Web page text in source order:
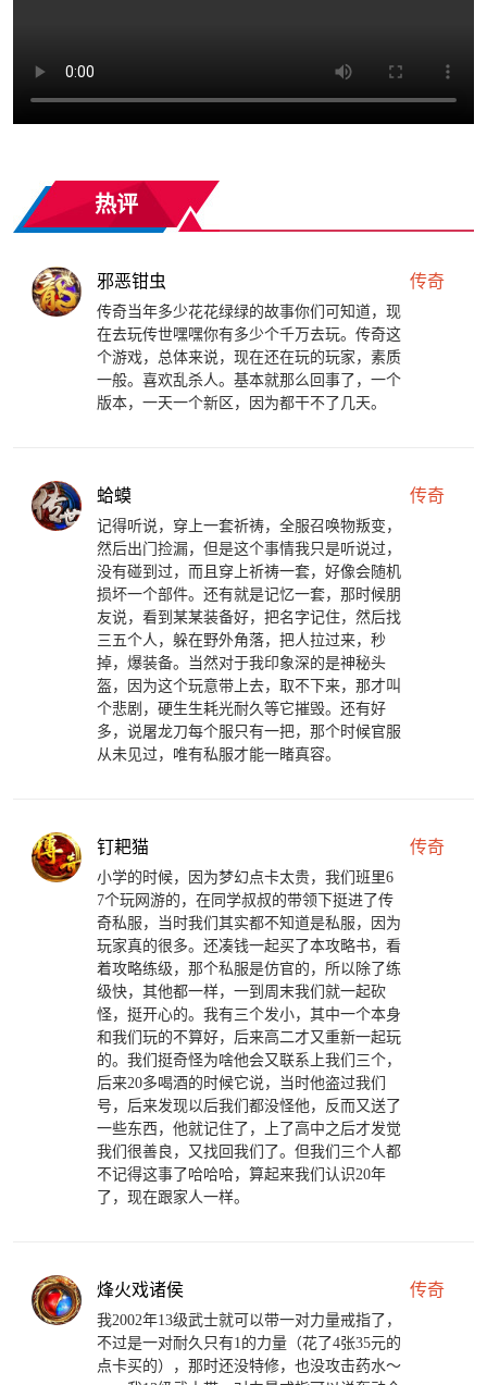
热评
邪恶钳虫 传奇
传奇当年多少花花绿绿的故事你们可知道，现
在去玩传世嘿嘿你有多少个千万去玩。传奇这
个游戏，总体来说，现在还在玩的玩家，素质
一般。喜欢乱杀人。基本就那么回事了，一个
版本，一天一个新区，因为都干不了几天。
蛤蟆 传奇
记得听说，穿上一套祈祷，全服召唤物叛变，
然后出门捡漏，但是这个事情我只是听说过，
没有碰到过，而且穿上祈祷一套，好像会随机
损坏一个部件。还有就是记忆一套，那时候朋
友说，看到某某装备好，把名字记住，然后找
三五个人，躲在野外角落，把人拉过来，秒
掉，爆装备。当然对于我印象深的是神秘头
盔，因为这个玩意带上去，取不下来，那才叫
个悲剧，硬生生耗光耐久等它摧毁。还有好
多，说屠龙刀每个服只有一把，那个时候官服
从未见过，唯有私服才能一睹真容。
钉耙猫 传奇
小学的时候，因为梦幻点卡太贵，我们班里6
7个玩网游的，在同学叔叔的带领下挺进了传
奇私服，当时我们其实都不知道是私服，因为
玩家真的很多。还凑钱一起买了本攻略书，看
着攻略练级，那个私服是仿官的，所以除了练
级快，其他都一样，一到周末我们就一起砍
怪，挺开心的。我有三个发小，其中一个本身
和我们玩的不算好，后来高二才又重新一起玩
的。我们挺奇怪为啥他会又联系上我们三个，
后来20多喝酒的时候它说，当时他盗过我们
号，后来发现以后我们都没怪他，反而又送了
一些东西，他就记住了，上了高中之后才发觉
我们很善良，又找回我们了。但我们三个人都
不记得这事了哈哈哈，算起来我们认识20年
了，现在跟家人一样。
烽火戏诸侯 传奇
我2002年13级武士就可以带一对力量戒指了，
不过是一对耐久只有1的力量（花了4张35元的
点卡买的），那时还没特修，也没攻击药水～